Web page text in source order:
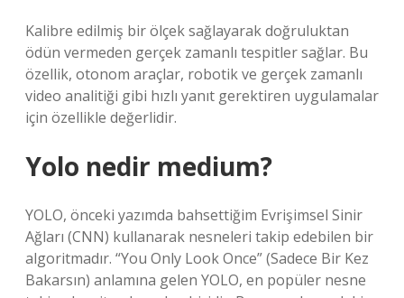
Kalibre edilmiş bir ölçek sağlayarak doğruluktan
ödün vermeden gerçek zamanlı tespitler sağlar. Bu
özellik, otonom araçlar, robotik ve gerçek zamanlı
video analitiği gibi hızlı yanıt gerektiren uygulamalar
için özellikle değerlidir.
Yolo nedir medium?
YOLO, önceki yazımda bahsettiğim Evrişimsel Sinir
Ağları (CNN) kullanarak nesneleri takip edebilen bir
algoritmadır. “You Only Look Once” (Sadece Bir Kez
Bakarsın) anlamına gelen YOLO, en popüler nesne